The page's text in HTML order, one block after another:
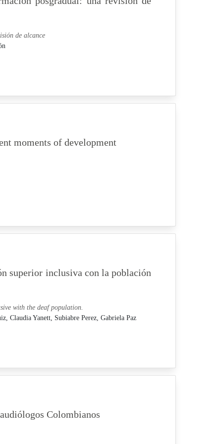
de alcance
moments of development
superior inclusiva con la población
with the deaf population.
Claudia Yanett, Subiabre Perez, Gabriela Paz
Colombianos